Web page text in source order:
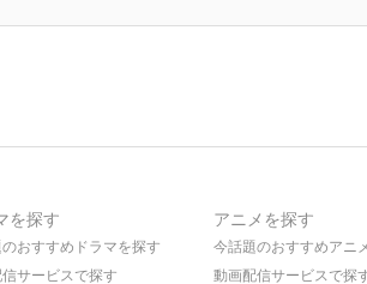
を探す
おすすめドラマを探す
サービスで探す
アニメを探す
今話題のおすすめアニ
動画配信サービスで探